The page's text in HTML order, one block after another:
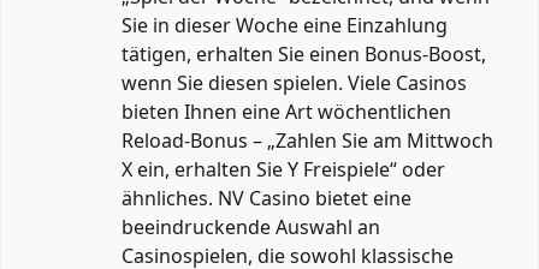
Sie in dieser Woche eine Einzahlung
tätigen, erhalten Sie einen Bonus-Boost,
wenn Sie diesen spielen. Viele Casinos
bieten Ihnen eine Art wöchentlichen
Reload-Bonus – „Zahlen Sie am Mittwoch
X ein, erhalten Sie Y Freispiele“ oder
ähnliches. NV Casino bietet eine
beeindruckende Auswahl an
Casinospielen, die sowohl klassische